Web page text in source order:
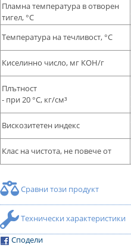
Пламна температура в отворен
тигел, °С
Температура на течливост, °С
Киселинно число, мг КОН/г
Плътност
- при 20 °С, кг/см³
Вискозитетен индекс
Клас на чистота, не повече от
Сравни този продукт
Технически характеристики
Сподели